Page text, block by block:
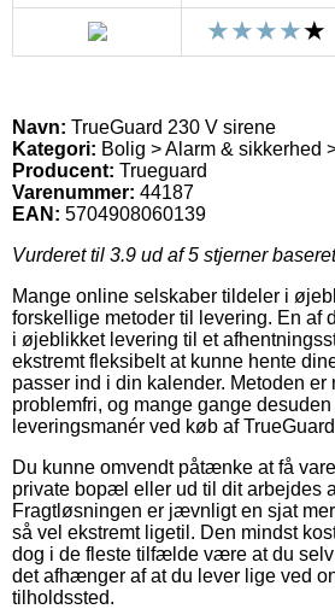
Navn: TrueGuard 230 V sirene
Kategori: Bolig > Alarm & sikkerhed
Producent: Trueguard
Varenummer: 44187
EAN: 5704908060139
Vurderet til 3.9 ud af 5 stjerner
Mange online selskaber tildeler i
forskellige metoder til levering. En af
i øjeblikket levering til et
ekstremt fleksibelt at kunne hente
passer ind i din kalender. Metoden er
problemfri, og mange gange
leveringsmanér ved køb af
Du kunne omvendt påtænke at få
private bopæl eller ud til dit arbejdes
Fragtløsningen er jævnligt en sjat
så vel ekstremt ligetil. Den mindst
dog i de fleste tilfælde være at du
det afhænger af at du lever lige ved
tilholdssted.